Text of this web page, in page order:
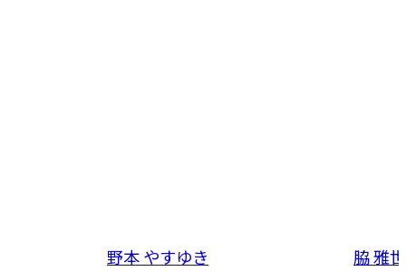
野本 やすゆき
脇 雅世